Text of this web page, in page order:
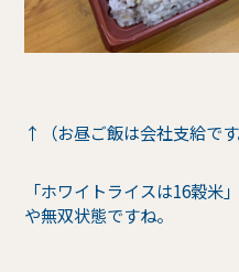
↑（お昼ご飯は会社支給です
「ホワイトライスは16穀米
や無双状態ですね。